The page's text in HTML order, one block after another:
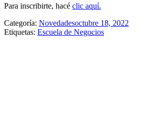
Para inscribirte, hacé clic aquí.
Categoría: Novedadesoctubre 18, 2022
Etiquetas: Escuela de Negocios